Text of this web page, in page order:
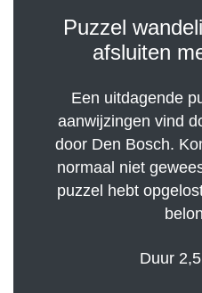
Puzzel
afsluiten
Een uitdagende
aanwijzingen vind
door Den Bosch.
normaal niet
puzzel hebt
Duur